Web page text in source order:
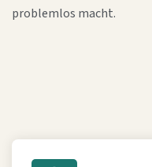
problemlos macht.